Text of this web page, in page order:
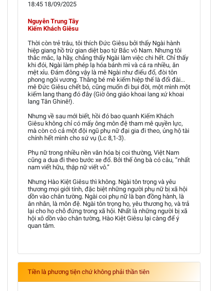
18:45 18/09/2025
Nguyễn Trung Tây
Kiếm Khách Giêsu
Thời còn trẻ trâu, tôi thích Đức Giêsu bởi thấy Ngài hành
hiệp giang hồ trừ gian diệt bạo từ Bắc vô Nam. Nhưng tôi
thắc mắc, lạ hầy, chẳng thấy Ngài làm việc chi hết. Chỉ thấy
khi đói, Ngài làm phép lạ hóa bánh mì và cá ra nhiều, ăn
mệt xỉu. Đám đông vậy là mê Ngài như điếu đổ, đòi tôn
phong ngôi vương. Thằng bé mê kiếm hiệp thế là đổi đài...
mê Đức Giêsu chết bỏ, cũng muốn đi bụi đời, một mình một
kiếm lang thang đó đây (Giờ ông giáo khoai lang xứ khoai
lang Tân Ghinê!).
Nhưng về sau mới biết, hồi đó bao quanh Kiếm Khách
Giêsu không chỉ có mấy ông môn đệ tham mê quyền lực,
mà còn có cả một đội ngũ phụ nữ đại gia đi theo, ủng hộ tài
chính hết mình cho sứ vụ (Lc 8,1-3).
Phụ nữ trong nhiều nền văn hóa bị coi thường, Việt Nam
cũng a dua đi theo bước xe đổ. Bởi thế ông bà có câu, “nhất
nam viết hữu, thập nữ viết vô.”
Nhưng Hào Kiệt Giêsu thì không. Ngài tôn trọng và yêu
thương mọi giới tính, đặc biệt những người phụ nữ bị xã hội
dồn vào chân tường. Ngài coi phụ nữ là bạn đồng hành, là
ân nhân, là môn đệ. Ngài tôn trọng họ, yêu thương họ, và trả
lại cho họ chỗ đứng trong xã hội. Nhất là những người bị xã
hội xô dồn vào chân tường, Hào Kiệt Giêsu lại càng để ý
quan tâm.
Tiền là phương tiện chứ không phải thần tiên